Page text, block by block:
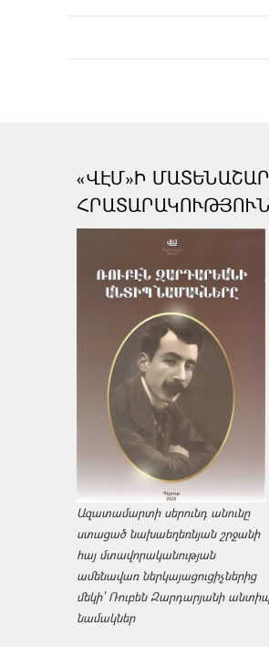
«ՎԷՄ»Ի
Ազատամարտի սերունդ անունը
ստացած նախաեղեռնյան շրջանի
հայ մտավորականության
ամենավառ ներկայացուցիչներից
մեկի՝ Ռուբեն Զարդարյանի
նամակներ